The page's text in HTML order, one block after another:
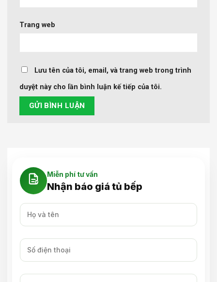
Trang web
Lưu tên của tôi, email, và trang web trong trình
duyệt này cho lần bình luận kế tiếp của tôi.
Miễn phí tư vấn
Nhận báo giá tủ bếp